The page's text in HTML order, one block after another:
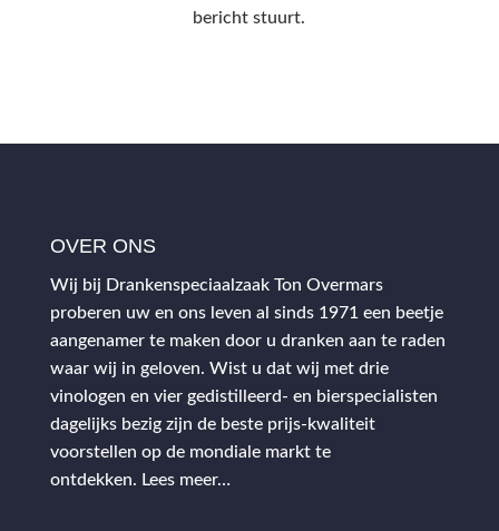
bericht stuurt.
OVER ONS
Wij bij Drankenspeciaalzaak Ton Overmars
proberen uw en ons leven al sinds 1971 een beetje
aangenamer te maken door u dranken aan te raden
waar wij in geloven. Wist u dat wij met drie
vinologen en vier gedistilleerd- en bierspecialisten
dagelijks bezig zijn de beste prijs-kwaliteit
voorstellen op de mondiale markt te
ontdekken. Lees meer…